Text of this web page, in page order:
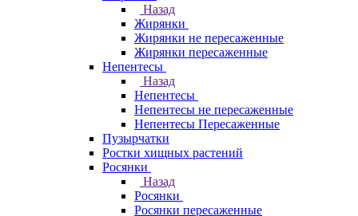
Назад
Жирянки
Жирянки не пересаженные
Жирянки пересаженные
Непентесы
Назад
Непентесы
Непентесы не пересаженные
Непентесы Пересаженные
Пузырчатки
Ростки хищных растений
Росянки
Назад
Росянки
Росянки пересаженные